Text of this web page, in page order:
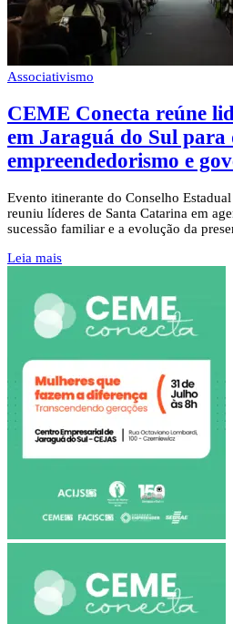
Associativismo
CEME Conecta reúne
em Jaraguá do Sul para
empreendedorismo e
Evento itinerante do Conselho
reuniu líderes de Santa Catarina em
sucessão familiar e a evolução da
Leia mais